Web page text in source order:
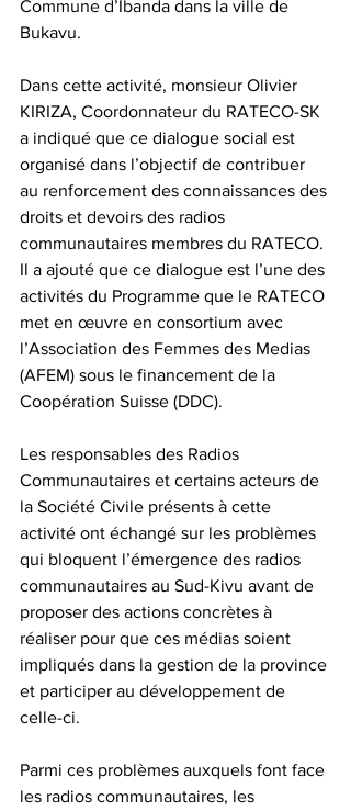
Commune d’Ibanda dans la ville de
Bukavu.
Dans cette activité, monsieur Olivier
KIRIZA, Coordonnateur du RATECO-SK
a indiqué que ce dialogue social est
organisé dans l’objectif de contribuer
au renforcement des connaissances des
droits et devoirs des radios
communautaires membres du RATECO.
Il a ajouté que ce dialogue est l’une des
activités du Programme que le RATECO
met en œuvre en consortium avec
l’Association des Femmes des Medias
(AFEM) sous le financement de la
Coopération Suisse (DDC).
Les responsables des Radios
Communautaires et certains acteurs de
la Société Civile présents à cette
activité ont échangé sur les problèmes
qui bloquent l’émergence des radios
communautaires au Sud-Kivu avant de
proposer des actions concrètes à
réaliser pour que ces médias soient
impliqués dans la gestion de la province
et participer au développement de
celle-ci.
Parmi ces problèmes auxquels font face
les radios communautaires, les